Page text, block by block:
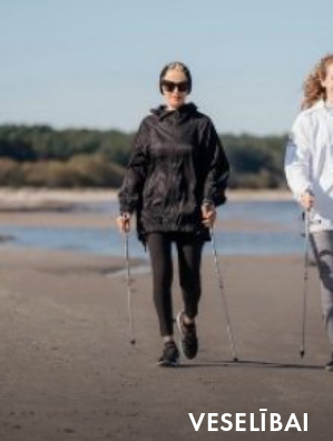
VESELĪBAI